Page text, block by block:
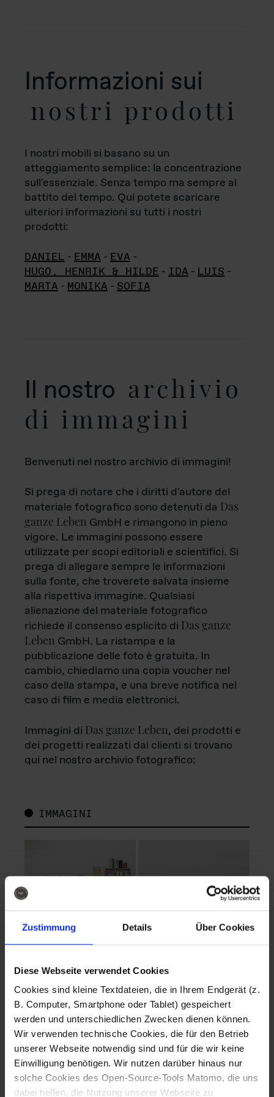
Zustimmung Details Über Cookies
Diese Webseite verwendet Cookies
Cookies sind kleine Textdateien, die in Ihrem Endgerät (z.
B. Computer, Smartphone oder Tablet) gespeichert
werden und unterschiedlichen Zwecken dienen können.
Wir verwenden technische Cookies, die für den Betrieb
unserer Webseite notwendig sind und für die wir keine
Einwilligung benötigen. Wir nutzen darüber hinaus nur
solche Cookies des Open-Source-Tools Matomo, die uns
dabei helfen, die Nutzung unserer Webseite zu
Informazioni sui
nostri prodotti
I nostri mobili si basano su un
atteggiamento semplice: la concentrazione
sull'essenziale. Senza tempo ma sempre al
battito del tempo. Qui potete scaricare
ulteriori informazioni su tutti i nostri
prodotti:
DANIEL - EMMA - EVA -
HUGO, HENRIK & HILDE - IDA - LUIS -
MARTA - MONIKA - SOFIA
Il nostro archivio
di immagini
Benvenuti nel nostro archivio di immagini!
Si prega di notare che i diritti d'autore del
materiale fotografico sono detenuti da Das
ganze Leben GmbH e rimangono in pieno
vigore. Le immagini possono essere
utilizzate per scopi editoriali e scientifici. Si
prega di allegare sempre le informazioni
sulla fonte, che troverete salvata insieme
alla rispettiva immagine. Qualsiasi
alienazione del materiale fotografico
richiede il consenso esplicito di Das ganze
Leben GmbH. La ristampa e la
pubblicazione delle foto è gratuita. In
cambio, chiediamo una copia voucher nel
caso della stampa, e una breve notifica nel
caso di film e media elettronici.
Immagini di Das ganze Leben, dei prodotti e
dei progetti realizzati dai clienti si trovano
qui nel nostro archivio fotografico:
IMMAGINI
Fotografo: Lorenz
Sternbach
Download
Fotografo: Lorenz
Sternbach
Download